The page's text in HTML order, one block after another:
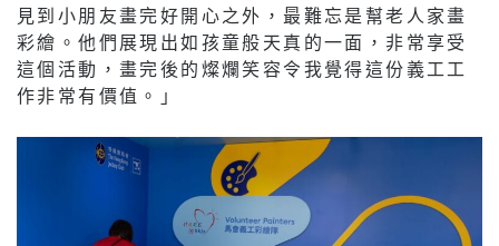
見到小朋友畫完好開心之外，最難忘是幫老人家畫
彩繪。他們展現出如孩童般天真的一面，非常享受
這個活動，畫完後的燦爛笑容令我覺得這份義工工
作非常有價值。」